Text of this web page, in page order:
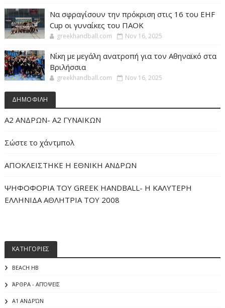
Να σφραγίσουν την πρόκριση στις 16 του EHF
Cup οι γυναίκες του ΠΑΟΚ
greekhandball.com Nov 16, 2025
Νίκη με μεγάλη ανατροπή για τον Αθηναϊκό στα
Βριλήσσια
greekhandball.com Nov 16, 2025
ΔΗΜΟΦΙΛΗ
Α2 ΑΝΔΡΩΝ- Α2 ΓΥΝΑΙΚΩΝ
Σώστε το χάντμπολ
ΑΠΟΚΛΕΙΣΤΗΚΕ Η ΕΘΝΙΚΗ ΑΝΔΡΩΝ
ΨΗΦΟΦΟΡΙΑ ΤΟΥ GREEK HANDBALL- H ΚΑΛΥΤΕΡΗ
ΕΛΛΗΝΙΔΑ ΑΘΛΗΤΡΙΑ ΤΟΥ 2008
ΚΑΤΗΓΟΡΙΕΣ
BEACH HB
ΆΡΘΡΑ - ΑΠΌΨΕΙΣ
Α1 ΑΝΔΡΏΝ